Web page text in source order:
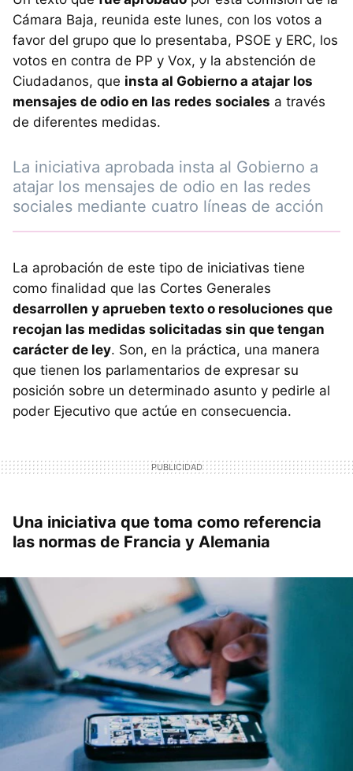
Cámara Baja, reunida este lunes, con los votos a
favor del grupo que lo presentaba, PSOE y ERC, los
votos en contra de PP y Vox, y la abstención de
Ciudadanos, que insta al Gobierno a atajar los
mensajes de odio en las redes sociales a través
de diferentes medidas.
La iniciativa aprobada insta al Gobierno a
atajar los mensajes de odio en las redes
sociales mediante cuatro líneas de acción
La aprobación de este tipo de iniciativas tiene
como finalidad que las Cortes Generales
desarrollen y aprueben texto o resoluciones que
recojan las medidas solicitadas sin que tengan
carácter de ley. Son, en la práctica, una manera
que tienen los parlamentarios de expresar su
posición sobre un determinado asunto y pedirle al
poder Ejecutivo que actúe en consecuencia.
Una iniciativa que toma como referencia
las normas de Francia y Alemania